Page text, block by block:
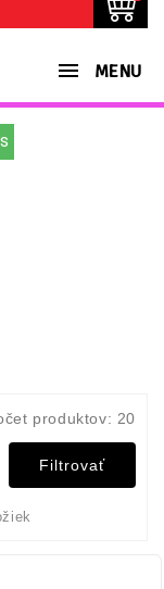
MENU
produktov: 20
Filtrovať